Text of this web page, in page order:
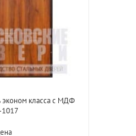
эконом класса с МДФ